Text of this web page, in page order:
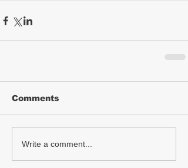
Comments
Write a comment...